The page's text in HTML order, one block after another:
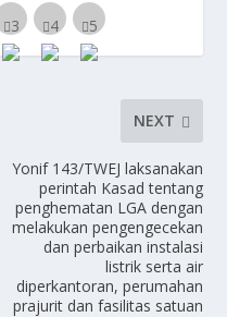
NEXT
Yonif 143/TWEJ laksanakan
perintah Kasad tentang
penghematan LGA dengan
melakukan pengengecekan
dan perbaikan instalasi
listrik serta air
diperkantoran, perumahan
prajurit dan fasilitas satuan